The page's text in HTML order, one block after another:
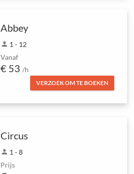
Abbey
person 1 - 12
Vanaf
€ 53 /h
VERZOEK OM TE BOEKEN
Circus
person 1 - 8
Prijs